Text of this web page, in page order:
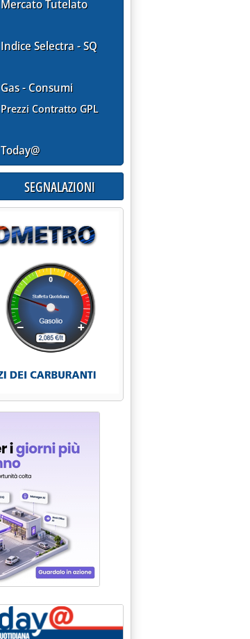
Mercato Tutelato
Indice Selectra - SQ
Gas - Consumi
Prezzi Contratto GPL
Today@
SEGNALAZIONI